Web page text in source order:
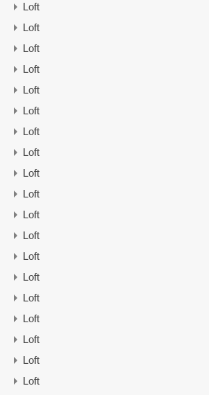
Loft
Loft
Loft
Loft
Loft
Loft
Loft
Loft
Loft
Loft
Loft
Loft
Loft
Loft
Loft
Loft
Loft
Loft
Loft